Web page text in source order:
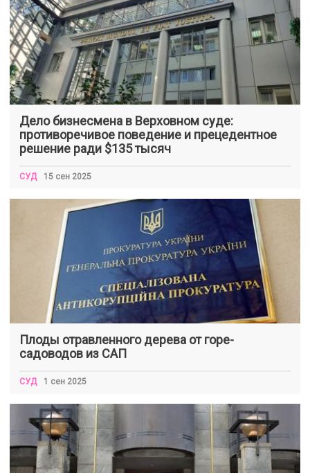
Дело бизнесмена в Верховном суде:
противоречивое поведение и прецедентное
решение ради $135 тысяч
СУД 15 сен 2025
Плоды отравленного дерева от горе-
садоводов из САП
СУД 1 сен 2025